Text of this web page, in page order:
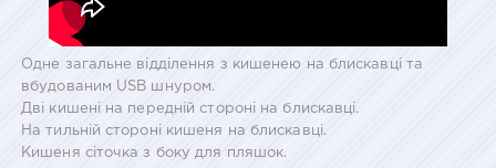
Одне загальне відділення з кишенею на блискавці та
вбудованим USB шнуром.
Дві кишені на передній стороні на блискавці.
На тильній стороні кишеня на блискавці.
Кишеня сіточка з боку для пляшок.